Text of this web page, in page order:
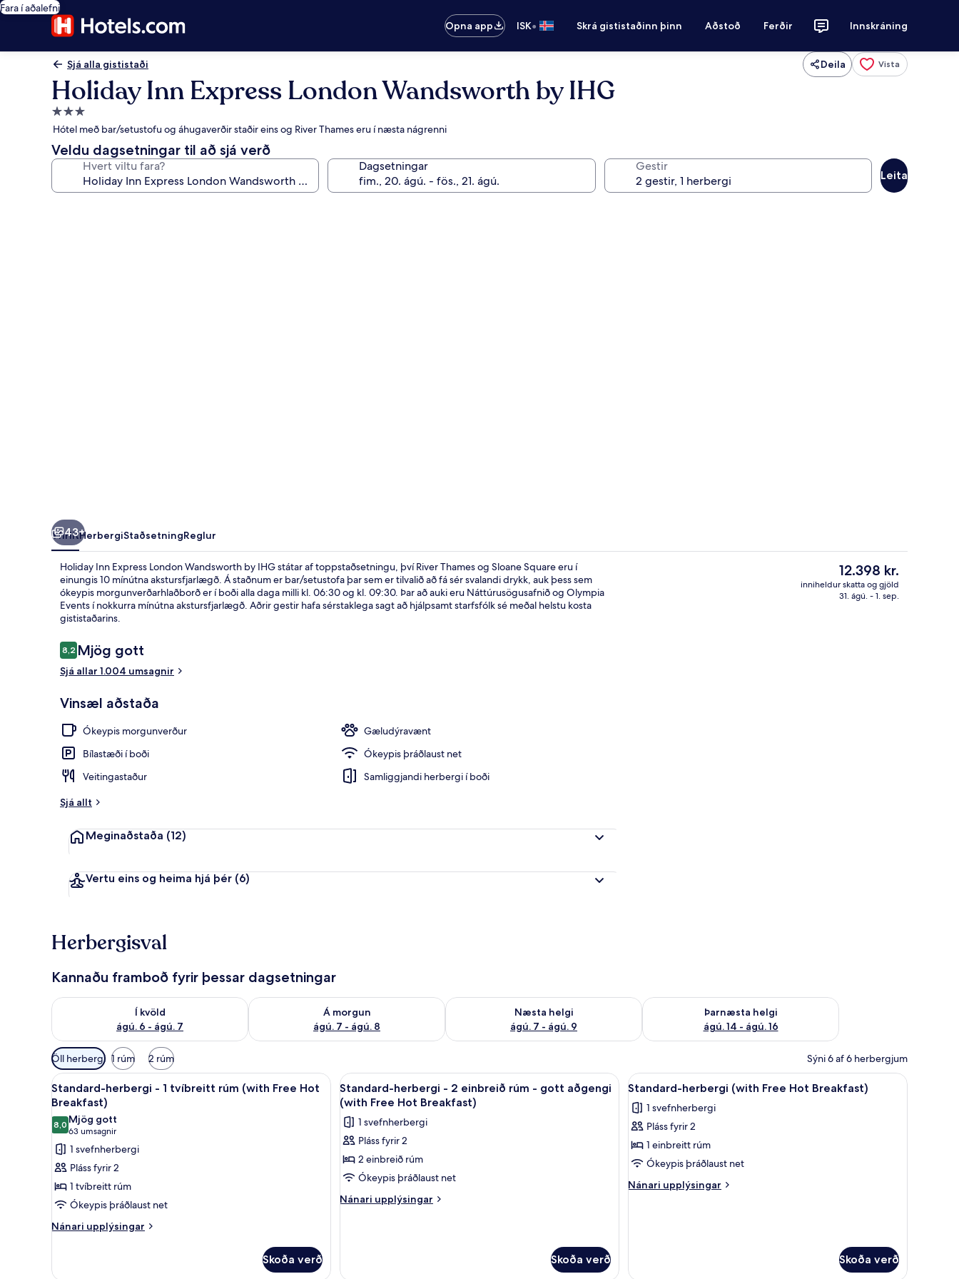
Fara í aðalefni
Opna app
ISK• Skrá gististaðinn þinn Aðstoð Ferðir Innskráning
Sjá alla gististaði Deila Vista
Holiday Inn Express London Wandsworth by IHG
3.0
stjörnu
gististaður
Hótel með bar/setustofu og áhugaverðir staðir eins og River Thames eru í næsta nágrenni
Veldu dagsetningar til að sjá verð
Hvert viltu fara? Dagsetningar Gestir
Leita
Aðstaða á gististað Bar (á gististað)
43+
YfirlitHerbergiStaðsetningReglur
Holiday Inn Express London Wandsworth by IHG státar af toppstaðsetningu, því River Thames og Sloane Square eru í
einungis 10 mínútna akstursfjarlægð. Á staðnum er bar/setustofa þar sem er tilvalið að fá sér svalandi drykk, auk þess sem
ókeypis morgunverðarhlaðborð er í boði alla daga milli kl. 06:30 og kl. 09:30. Þar að auki eru Náttúrusögusafnið og Olympia
Events í nokkurra mínútna akstursfjarlægð. Aðrir gestir hafa sérstaklega sagt að hjálpsamt starfsfólk sé meðal helstu kosta
gististaðarins.
Umsagnir
8,28,2 af 10
Mjög gott
Sjá allar 1.004 umsagnir
Vinsæl aðstaða
Ókeypis morgunverður
Gæludýravænt
Bílastæði í boði
Ókeypis þráðlaust net
Veitingastaður
Samliggjandi herbergi í boði
Sjá allt
Meginaðstaða (12)
Vertu eins og heima hjá þér (6)
Núverandi
verð
er
12.398 kr.
inniheldur skatta og gjöld
31. ágú. - 1. sep.
Herbergisval
Kannaðu framboð fyrir þessar dagsetningar
Í kvöld
ágú. 6 - ágú. 7
Athuga framboð í kvöld ágú. 6 - ágú. 7
Á morgun
ágú. 7 - ágú. 8
Athuga framboð á morgun ágú. 7 - ágú. 8
Næsta helgi
ágú. 7 - ágú. 9
Athuga framboð næstu helgi ágú. 7 - ágú. 9
Þarnæsta helgi
ágú. 14 - ágú. 16
Athuga framboð þarnæstu helgi ágú. 14 - ágú. 16
Síur
í
boði
fyrir
herbergi
Öll herbergi 1 rúm 2 rúm Sýni 6 af 6 herbergjum
Skoða
allar
myndir
fyrir
Standard-
herbergi
-
1
tvíbreitt
rúm
Standard-herbergi - 1 tvíbreitt rúm (with Free Hot Breakfast) | 1 svefnherbergi, skrifborð, straujárn/strauborð
5
Standard-herbergi - 1 tvíbreitt rúm (with Free Hot
Breakfast)
8,08,0 af 10
Mjög gott
63 umsagnir
(63
umsagnir)
1 svefnherbergi
Pláss fyrir 2
1 tvíbreitt rúm
Ókeypis þráðlaust net
Nánari upplýsingar
Nánari
Skoða verð
Skoða
allar
myndir
fyrir
Standard-
herbergi
-
2
1 svefnherbergi, skrifborð, straujárn/strauborð
5
Standard-herbergi - 2 einbreið rúm - gott aðgengi
(with Free Hot Breakfast)
1 svefnherbergi
Pláss fyrir 2
2 einbreið rúm
Ókeypis þráðlaust net
Nánari upplýsingar
Nánari
2
Skoða verð
Skoða
allar
myndir
fyrir
Standard-
herbergi
(with
Free
1 svefnherbergi, skrifborð, straujárn/
4
Standard-herbergi (with Free Hot Breakfast)
1 svefnherbergi
Pláss fyrir 2
1 einbreitt rúm
Ókeypis þráðlaust net
Nánari upplýsingar
Nánari
Hot
Skoða verð